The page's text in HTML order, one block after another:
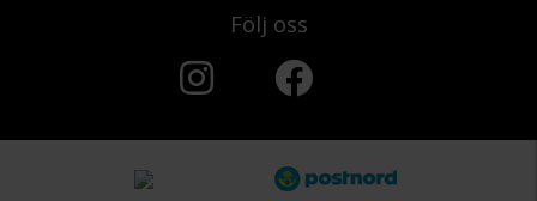
Följ oss